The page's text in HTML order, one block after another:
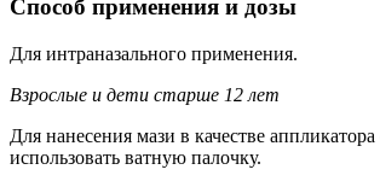
Способ применения и дозы
Для интраназального применения.
Взрослые и дети старше 12 лет
Для нанесения мази в качестве аппликатора
использовать ватную палочку.